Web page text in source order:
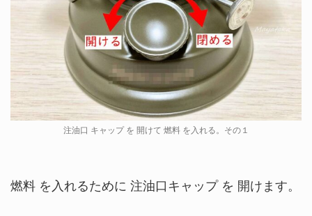
注油口 キャップ を 開けて 燃料 を入れる。その１
燃料 を入れるために 注油口キャップ を 開けます。